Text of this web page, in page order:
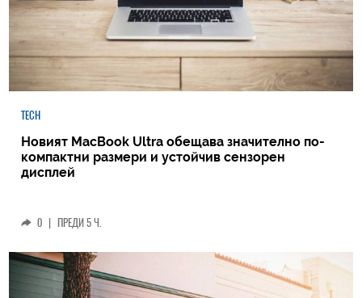
TECH
Новият MacBook Ultra обещава значително по-
компактни размери и устойчив сензорен
дисплей
0 | ПРЕДИ 5 Ч.